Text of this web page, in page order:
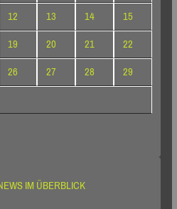
12 13 14
15
19 20 21
22
26 27 28
29
IM ÜBERBLICK